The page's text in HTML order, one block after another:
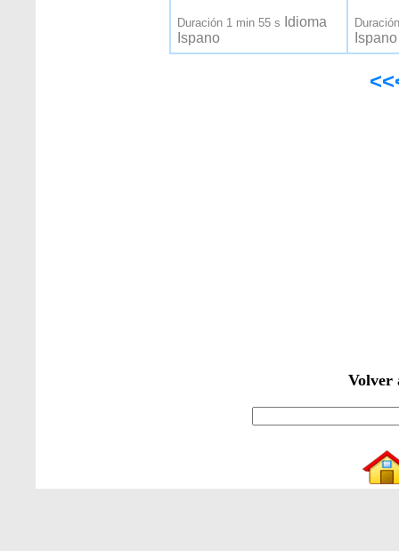
Duración 1 min 55 s Idioma
Ispano
Ispano
Volver